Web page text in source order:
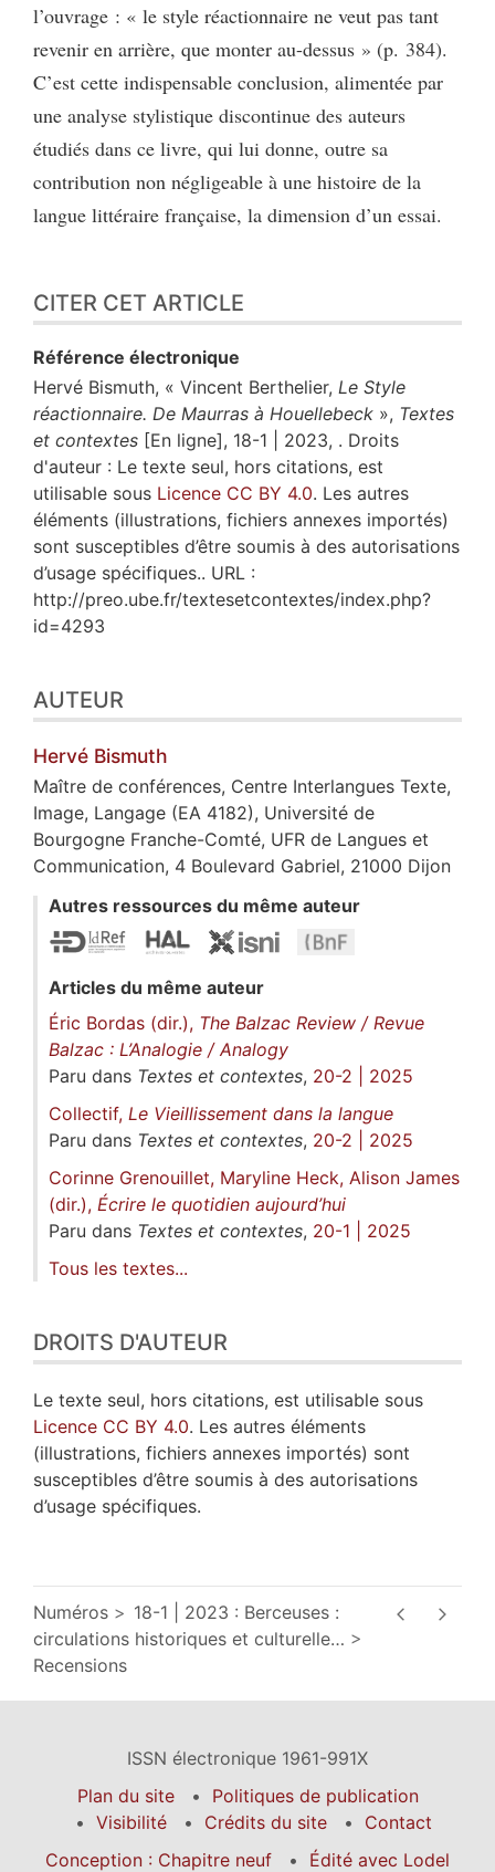
l’ouvrage : « le style réactionnaire ne veut pas tant
revenir en arrière, que monter au-dessus » (p. 384).
C’est cette indispensable conclusion, alimentée par
une analyse stylistique discontinue des auteurs
étudiés dans ce livre, qui lui donne, outre sa
contribution non négligeable à une histoire de la
langue littéraire française, la dimension d’un essai.
CITER CET ARTICLE
Référence électronique
Hervé Bismuth, « Vincent Berthelier, Le Style
réactionnaire. De Maurras à Houellebeck », Textes
et contextes [En ligne], 18-1 | 2023, . Droits
d'auteur : Le texte seul, hors citations, est
utilisable sous Licence CC BY 4.0. Les autres
éléments (illustrations, fichiers annexes importés)
sont susceptibles d’être soumis à des autorisations
d’usage spécifiques.. URL :
http://preo.ube.fr/textesetcontextes/index.php?
id=4293
AUTEUR
Hervé Bismuth
Maître de conférences, Centre Interlangues Texte,
Image, Langage (EA 4182), Université de
Bourgogne Franche-Comté, UFR de Langues et
Communication, 4 Boulevard Gabriel, 21000 Dijon
Autres ressources du même auteur
Articles du même auteur
Éric Bordas (dir.), The Balzac Review / Revue
Balzac : L’Analogie / Analogy
Paru dans Textes et contextes, 20-2 | 2025
Collectif, Le Vieillissement dans la langue
Paru dans Textes et contextes, 20-2 | 2025
Corinne Grenouillet, Maryline Heck, Alison James
(dir.), Écrire le quotidien aujourd’hui
Paru dans Textes et contextes, 20-1 | 2025
Tous les textes...
DROITS D'AUTEUR
Le texte seul, hors citations, est utilisable sous
Licence CC BY 4.0. Les autres éléments
(illustrations, fichiers annexes importés) sont
susceptibles d’être soumis à des autorisations
d’usage spécifiques.
Numéros
18-1 | 2023 : Berceuses :
circulations historiques et culturelle…
Recensions
ISSN électronique 1961-991X
Plan du site
Politiques de publication
Visibilité
Crédits du site
Contact
Conception : Chapitre neuf
Édité avec Lodel